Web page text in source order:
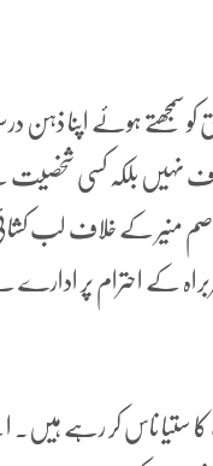
سمجھتے ہوئے اپنا ذہن
نہیں بلکہ کسی
منیر کے خلاف لب
کے احترام پر ادارے نے
ناس کر رہے ہیں۔